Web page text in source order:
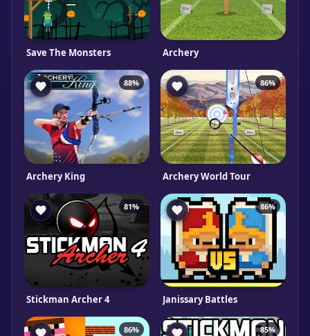
Save The Monsters Archery
88%
Archery King
86%
Archery World Tour
81%
Stickman Archer 4
86%
Janissary Battles
86% 85%